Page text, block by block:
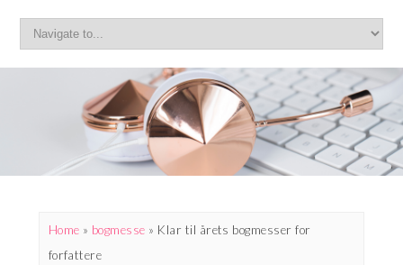
Home » bogmesse » Klar til årets bogmesser for
forfattere